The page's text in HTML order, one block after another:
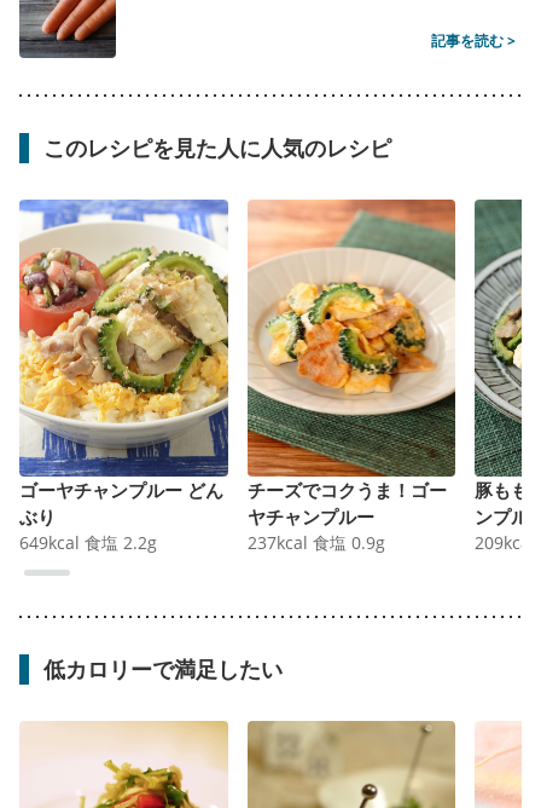
記事を読む >
このレシピを見た人に人気のレシピ
ゴーヤチャンプルー どん
ぶり
649kcal 食塩 2.2g
チーズでコクうま！ゴー
ヤチャンプルー
237kcal 食塩 0.9g
豚もも
ンプル
209kcal
低カロリーで満足したい